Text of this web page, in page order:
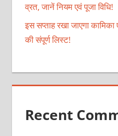
व्रत, जानें नियम एवं पूजा विधि!
इस सप्ताह रखा जाएगा कामिका
की संपूर्ण लिस्ट!
Recent